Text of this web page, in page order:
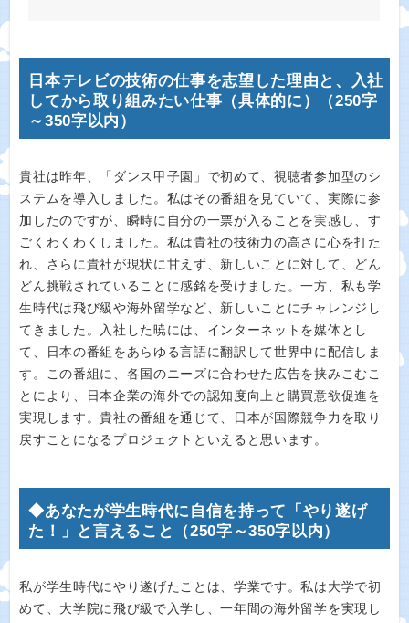
日本テレビの技術の仕事を志望した理由と、入社
してから取り組みたい仕事（具体的に）（250字
～350字以内）
貴社は昨年、「ダンス甲子園」で初めて、視聴者参加型のシ
ステムを導入しました。私はその番組を見ていて、実際に参
加したのですが、瞬時に自分の一票が入ることを実感し、す
ごくわくわくしました。私は貴社の技術力の高さに心を打た
れ、さらに貴社が現状に甘えず、新しいことに対して、どん
どん挑戦されていることに感銘を受けました。一方、私も学
生時代は飛び級や海外留学など、新しいことにチャレンジし
てきました。入社した暁には、インターネットを媒体とし
て、日本の番組をあらゆる言語に翻訳して世界中に配信しま
す。この番組に、各国のニーズに合わせた広告を挟みこむこ
とにより、日本企業の海外での認知度向上と購買意欲促進を
実現します。貴社の番組を通じて、日本が国際競争力を取り
戻すことになるプロジェクトといえると思います。
◆あなたが学生時代に自信を持って「やり遂げ
た！」と言えること（250字～350字以内）
私が学生時代にやり遂げたことは、学業です。私は大学で初
めて、大学院に飛び級で入学し、一年間の海外留学を実現し